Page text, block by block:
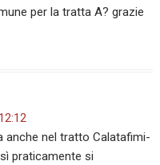
per la tratta A? grazie
anche nel tratto Calatafimi-
praticamente si